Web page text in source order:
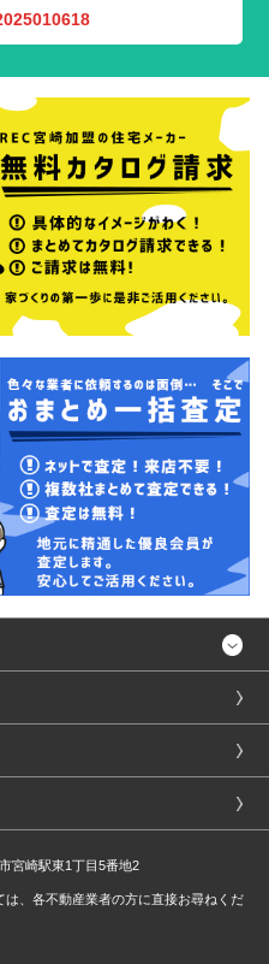
宮崎駅東1丁目5番地2
は、各不動産業者の方に直接お尋ねくだ